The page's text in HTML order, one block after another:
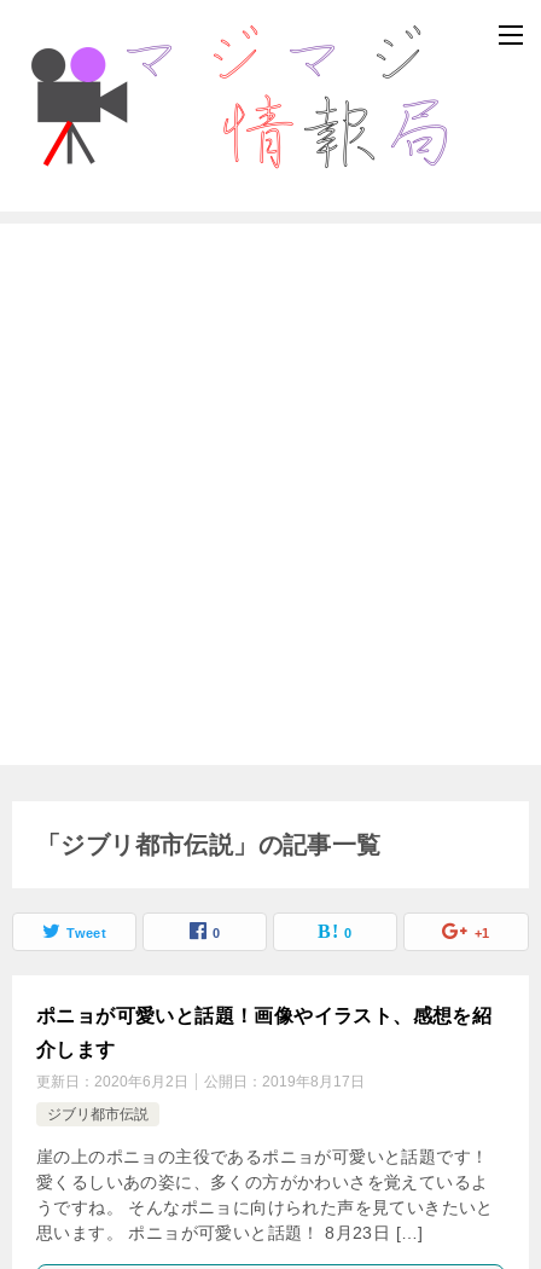
「ジブリ都市伝説」の記事一覧
Tweet 0 0 +1
ポニョが可愛いと話題！画像やイラスト、感想を紹
介します
更新日： 2020年6月2日 公開日： 2019年8月17日
ジブリ都市伝説
崖の上のポニョの主役であるポニョが可愛いと話題です！
愛くるしいあの姿に、多くの方がかわいさを覚えているよ
うですね。 そんなポニョに向けられた声を見ていきたいと
思います。 ポニョが可愛いと話題！ 8月23日 […]